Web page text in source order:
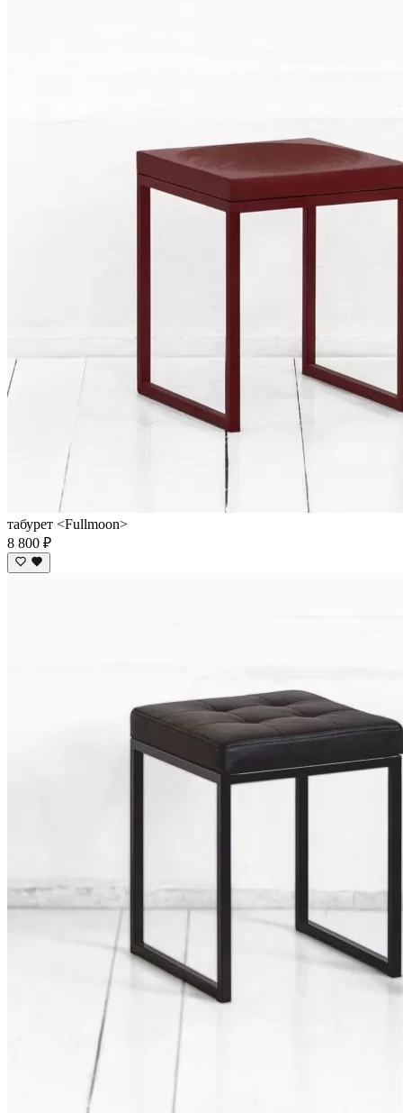
табурет <Fullmoon>
8 800 ₽